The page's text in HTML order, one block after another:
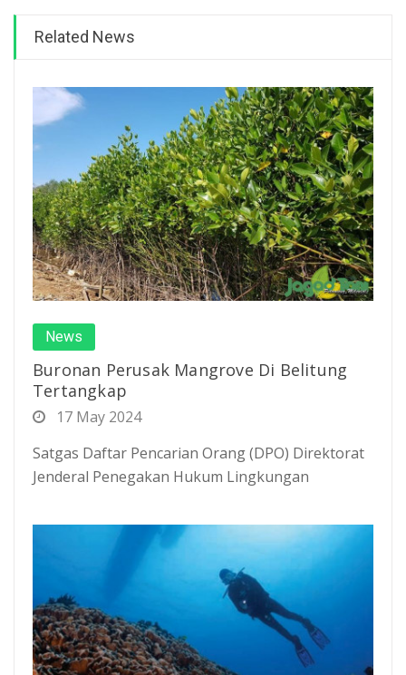
Related News
News
Buronan Perusak Mangrove Di Belitung
Tertangkap
17 May 2024
Satgas Daftar Pencarian Orang (DPO) Direktorat
Jenderal Penegakan Hukum Lingkungan